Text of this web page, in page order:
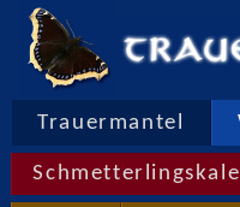
Trauermantel